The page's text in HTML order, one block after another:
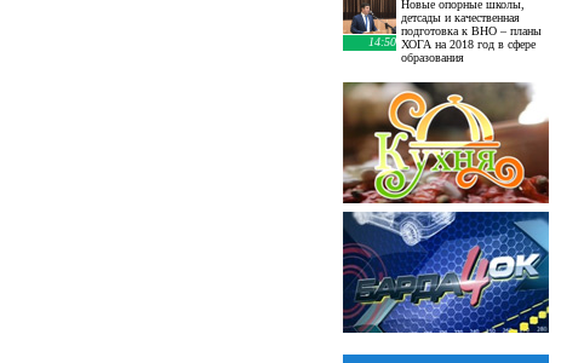
14:50
Новые опорные школы,
детсады и качественная
подготовка к ВНО – планы
ХОГА на 2018 год в сфере
образования